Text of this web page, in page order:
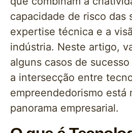
capacidade de risco das
expertise técnica e a
indústria. Neste artigo,
alguns casos de
a intersecção entre
empreendedorismo está
panorama empresarial.